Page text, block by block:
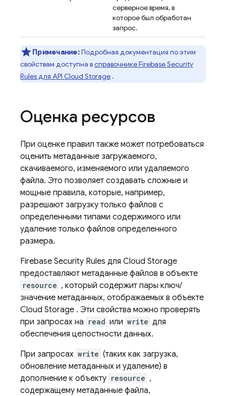
серверное время, в
которое был обработан
запрос.
Примечание:Подробная документация по этим
свойствам доступна всправочникеFirebase Security
Rulesдля API Cloud Storage .
Оценка ресурсов
При оценке правил также может потребоваться
оценить метаданные загружаемого,
скачиваемого, изменяемого или удаляемого
файла. Это позволяет создавать сложные и
мощные правила, которые, например,
разрешают загрузку только файлов с
определенными типами содержимого или
удаление только файлов определенного
размера.
Firebase Security Rules для Cloud Storage
предоставляют метаданные файлов в объекте
resource , который содержит пары ключ/
значение метаданных, отображаемых в объекте
Cloud Storage . Эти свойства можно проверять
при запросах на read или write для
обеспечения целостности данных.
При запросах write (таких как загрузка,
обновление метаданных и удаление) в
дополнение к объекту resource ,
содержащему метаданные файла,